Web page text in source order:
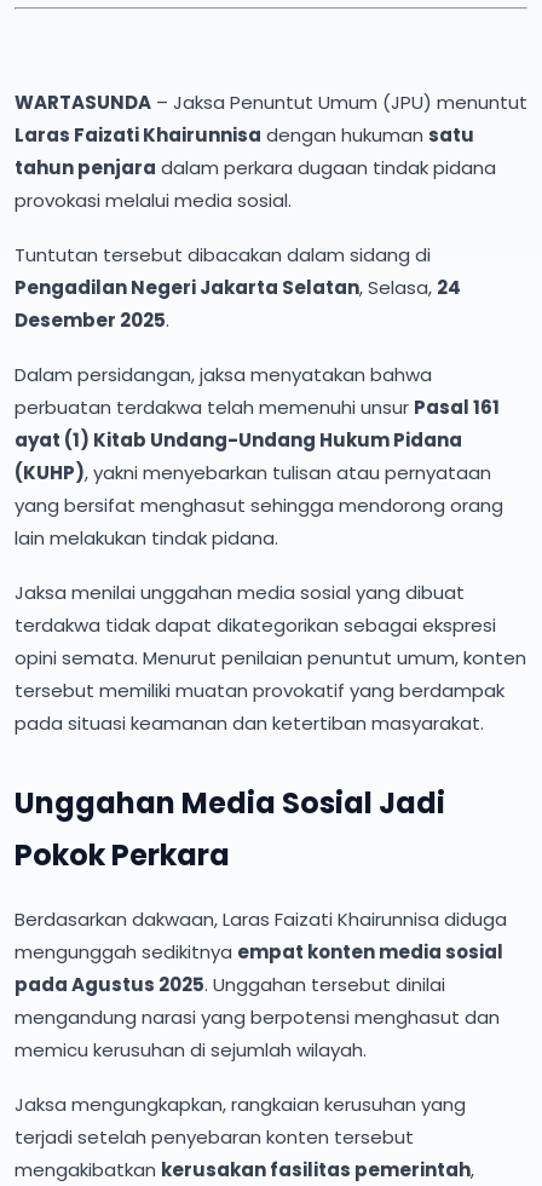
WARTASUNDA – Jaksa Penuntut Umum (JPU) menuntut
Laras Faizati Khairunnisa dengan hukuman satu
tahun penjara dalam perkara dugaan tindak pidana
provokasi melalui media sosial.
Tuntutan tersebut dibacakan dalam sidang di
Pengadilan Negeri Jakarta Selatan, Selasa, 24
Desember 2025.
Dalam persidangan, jaksa menyatakan bahwa
perbuatan terdakwa telah memenuhi unsur Pasal 161
ayat (1) Kitab Undang-Undang Hukum Pidana
(KUHP), yakni menyebarkan tulisan atau pernyataan
yang bersifat menghasut sehingga mendorong orang
lain melakukan tindak pidana.
Jaksa menilai unggahan media sosial yang dibuat
terdakwa tidak dapat dikategorikan sebagai ekspresi
opini semata. Menurut penilaian penuntut umum, konten
tersebut memiliki muatan provokatif yang berdampak
pada situasi keamanan dan ketertiban masyarakat.
Unggahan Media Sosial Jadi
Pokok Perkara
Berdasarkan dakwaan, Laras Faizati Khairunnisa diduga
mengunggah sedikitnya empat konten media sosial
pada Agustus 2025. Unggahan tersebut dinilai
mengandung narasi yang berpotensi menghasut dan
memicu kerusuhan di sejumlah wilayah.
Jaksa mengungkapkan, rangkaian kerusuhan yang
terjadi setelah penyebaran konten tersebut
mengakibatkan kerusakan fasilitas pemerintah,